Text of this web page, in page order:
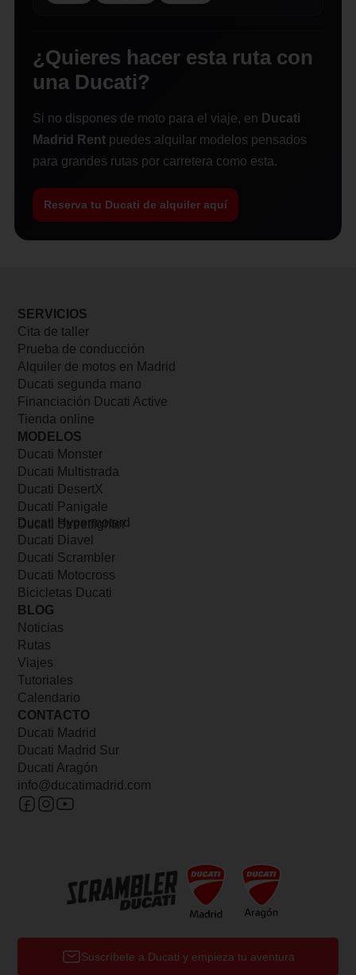
¿Quieres hacer esta ruta con
una Ducati?
Si no dispones de moto para el viaje, en Ducati
Madrid Rentpuedes alquilar modelos pensados
para grandes rutas por carretera como esta.
Reserva tu Ducati de alquiler aquí
SERVICIOS
Cita de taller
Prueba de conducción
Alquiler de motos en Madrid
Ducati segunda mano
Financiación Ducati Active
Tienda online
MODELOS
Ducati Monster
Ducati Multistrada
Ducati DesertX
Ducati Panigale
Ducati Streetfighter
Ducati Hypermotard
Ducati Diavel
Ducati Scrambler
Ducati Motocross
Bicicletas Ducati
BLOG
Noticias
Rutas
Viajes
Tutoriales
Calendario
CONTACTO
Ducati Madrid
Ducati Madrid Sur
Ducati Aragón
info@ducatimadrid.com
Suscríbete a Ducati y empieza tu aventura